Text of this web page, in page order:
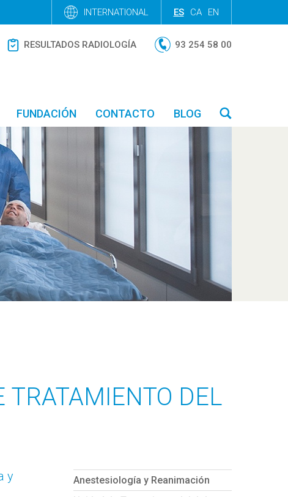
INTERNATIONAL ES CA EN
RESULTADOS RADIOLOGÍA 93 254 58 00
FUNDACIÓN CONTACTO BLOG
TRATAMIENTO DEL
y
Anestesiología y Reanimación